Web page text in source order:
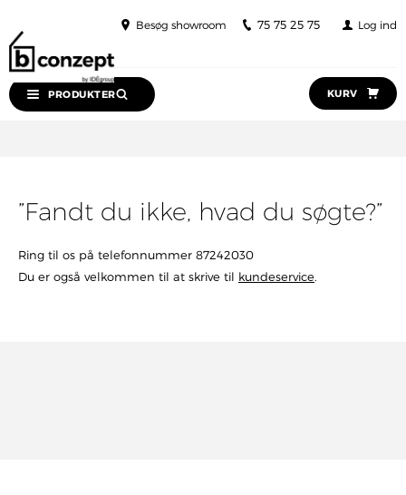
Besøg showroom 75 75 25 75 Log ind
PRODUKTER KURV
”Fandt du ikke, hvad du søgte?”
Ring til os på telefonnummer 87242030
Du er også velkommen til at skrive til kundeservice.